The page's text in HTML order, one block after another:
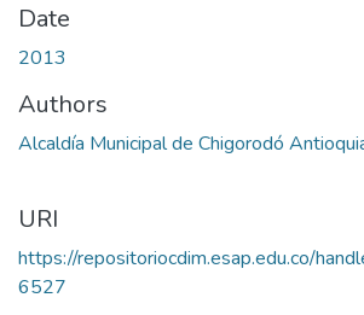
Date
2013
Authors
Alcaldía Municipal de Chigorodó
URI
https://repositoriocdim.esap.edu.co/
6527